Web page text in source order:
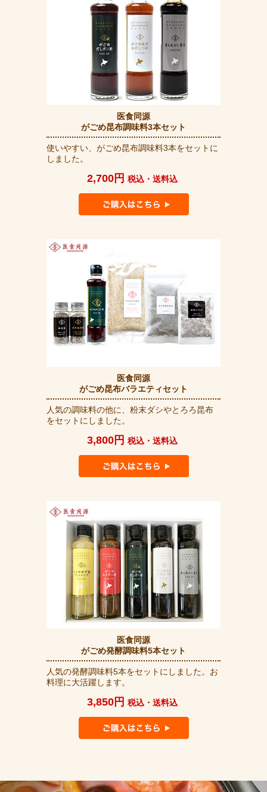
医食同源
がごめ昆布調味料3本セット
使いやすい、がごめ昆布調味料3本をセットに
しました。
2,700円 税込・送料込
医食同源
がごめ昆布バラエティセット
人気の調味料の他に、粉末ダシやとろろ昆布
をセットにしました。
3,800円 税込・送料込
医食同源
がごめ発酵調味料5本セット
人気の発酵調味料5本をセットにしました。お
料理に大活躍します。
3,850円 税込・送料込